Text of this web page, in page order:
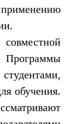
применению
обучения.